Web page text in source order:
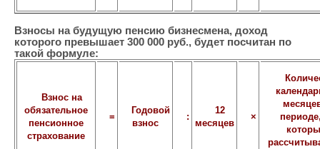
Взносы на будущую пенсию бизнесмена, доход
которого превышает 300 000 руб., будет посчитан по
такой формуле:
Взнос на
обязательное
пенсионное
страхование
=
Годовой
взнос
:
12
месяцев
×